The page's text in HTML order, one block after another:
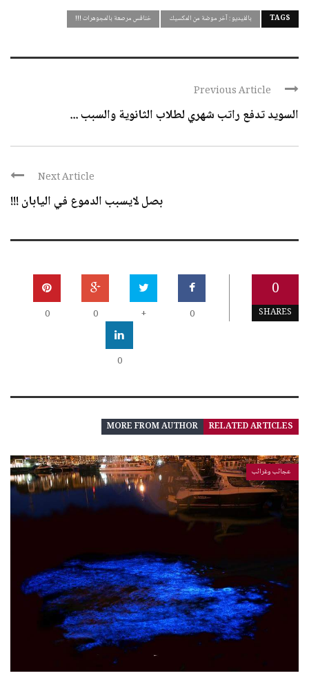
TAGS بالفيديو : آخر موضة من المكسيك خنافس مرصعة بالمجوهرات !!!
Previous Article
السويد تدفع راتب شهري لطلاب الثانوية والسبب ...
Next Article
بصل لايسبب الدموع في اليابان !!!
0
SHARES
0
+
0
0
0
RELATED ARTICLES
MORE FROM AUTHOR
عجائب وغرائب